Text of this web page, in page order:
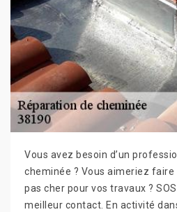
Vous avez besoin d’un
cheminée ? Vous aimeriez
pas cher pour vos travaux ?
meilleur contact. En activité